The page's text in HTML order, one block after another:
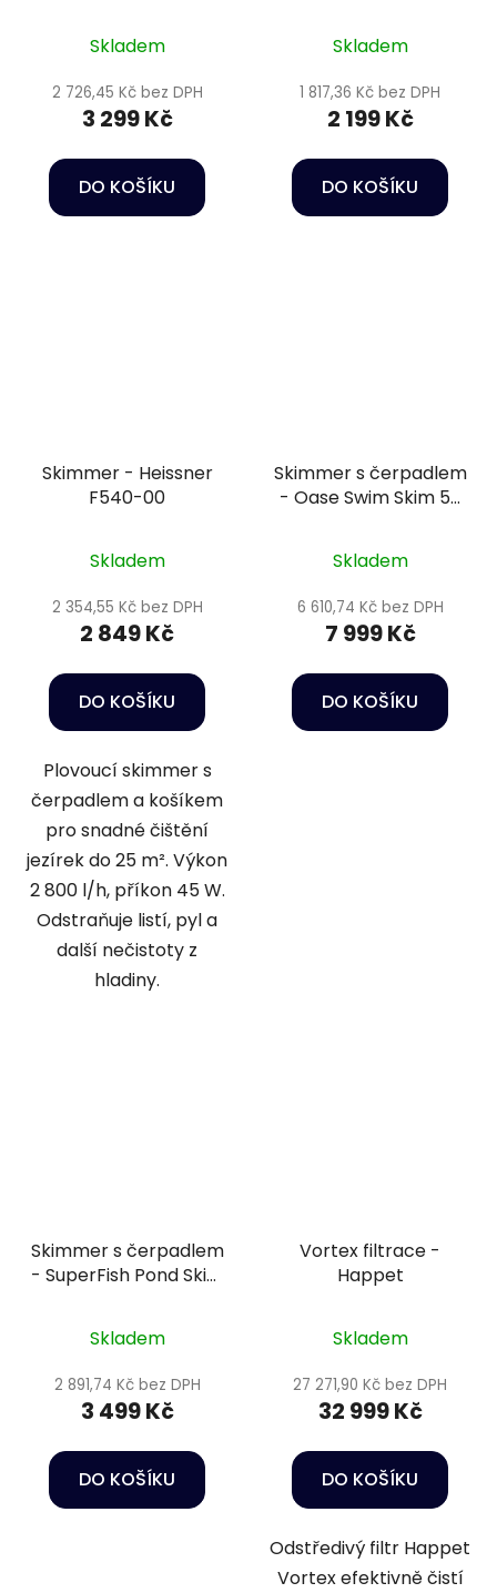
Skladem
2 726,45 Kč bez DPH
3 299 Kč
DO KOŠÍKU
Skladem
1 817,36 Kč bez DPH
2 199 Kč
DO KOŠÍKU
Skimmer - Heissner
F540-00
Skladem
2 354,55 Kč bez DPH
2 849 Kč
DO KOŠÍKU
Plovoucí skimmer s
čerpadlem a košíkem
pro snadné čištění
jezírek do 25 m². Výkon
2 800 l/h, příkon 45 W.
Odstraňuje listí, pyl a
další nečistoty z
hladiny.
Skimmer s čerpadlem
- Oase Swim Skim 50
Skladem
6 610,74 Kč bez DPH
7 999 Kč
DO KOŠÍKU
Skimmer s čerpadlem
- SuperFish Pond Skim
Skladem
2 891,74 Kč bez DPH
3 499 Kč
DO KOŠÍKU
Vortex filtrace -
Happet
Skladem
27 271,90 Kč bez DPH
32 999 Kč
DO KOŠÍKU
Odstředivý filtr Happet
Vortex efektivně čistí